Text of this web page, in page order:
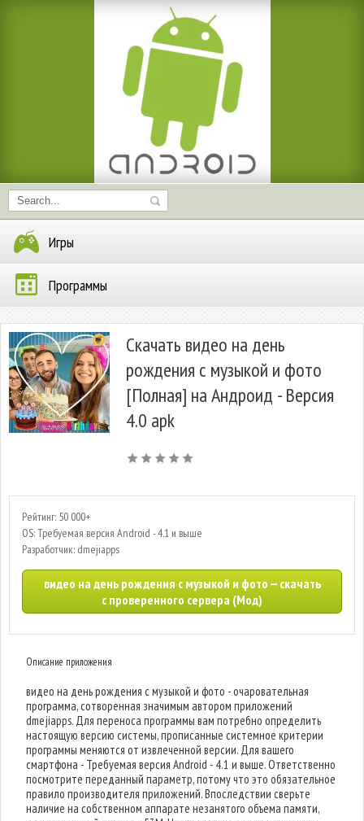
Игры
Программы
Скачать видео на день
рождения с музыкой и фото
[Полная] на Андроид - Версия
4.0 apk
Рейтинг: 50 000+
OS: Требуемая версия Android - 4.1 и выше
Разработчик: dmejiapps
видео на день рождения с музыкой и фото — скачать
с проверенного сервера (Мод)
Описание приложения
видео на день рождения с музыкой и фото - очаровательная
программа, сотворенная значимым автором приложений
dmejiapps. Для переноса программы вам потребно определить
настоящую версию системы, прописанные системное критерии
программы меняются от извлеченной версии. Для вашего
смартфона - Требуемая версия Android - 4.1 и выше. Ответственно
посмотрите переданный параметр, потому что это обязательное
правило производителя приложений. Впоследствии сверьте
наличие на собственном аппарате незанятого объема памяти,